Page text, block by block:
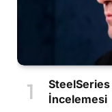
İncelemesi